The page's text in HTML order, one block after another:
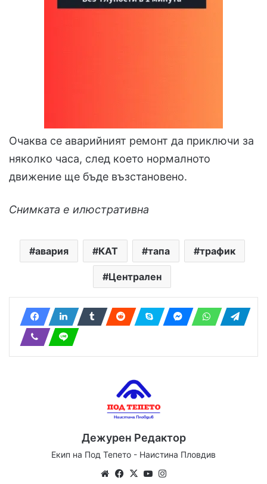
Очаква се аварийният ремонт да приключи за
няколко часа, след което нормалното
движение ще бъде възстановено.
Снимката е илюстративна
авария КАТ тапа трафик
Централен
Дежурен Редактор
Екип на Под Тепето - Наистина Пловдив
WebsiteFacebook
X YouTube